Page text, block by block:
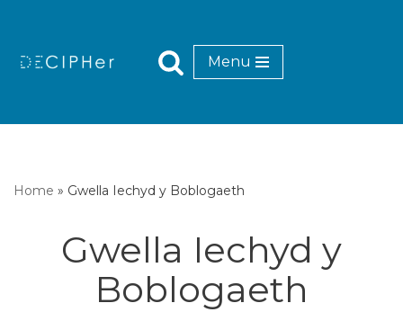
Menu
Home » Gwella Iechyd y Boblogaeth
Gwella Iechyd y
Boblogaeth